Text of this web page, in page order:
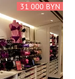
31 000 BYN